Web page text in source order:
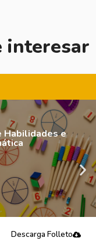
interesar
e
Folleto